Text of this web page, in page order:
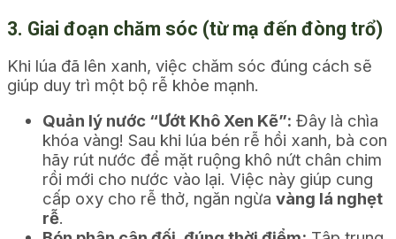
3. Giai đoạn chăm sóc (từ mạ đến đòng trổ)
Khi lúa đã lên xanh, việc chăm sóc đúng cách sẽ
giúp duy trì một bộ rễ khỏe mạnh.
Quản lý nước “Ướt Khô Xen Kẽ”: Đây là chìa
khóa vàng! Sau khi lúa bén rễ hồi xanh, bà con
hãy rút nước để mặt ruộng khô nứt chân chim
rồi mới cho nước vào lại. Việc này giúp cung
cấp oxy cho rễ thở, ngăn ngừa vàng lá nghẹt
rễ.